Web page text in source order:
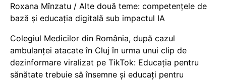
Roxana Mînzatu / Alte două teme: competențele de
bază și educația digitală sub impactul IA
Colegiul Medicilor din România, după cazul
ambulanței atacate în Cluj în urma unui clip de
dezinformare viralizat pe TikTok: Educația pentru
sănătate trebuie să însemne și educați pentru